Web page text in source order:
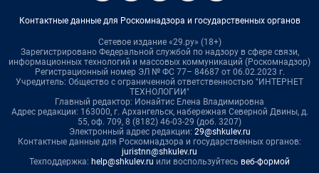
Контактные данные для Роскомнадзора и государственных органов
Сетевое издание «29.ру» (18+)
Зарегистрировано Федеральной службой по надзору в сфере связи,
информационных технологий и массовых коммуникаций (Роскомнадзор)
Регистрационный номер ЭЛ № ФС 77– 84687 от 06.02.2023 г.
Учредитель: Общество с ограниченной ответственностью "ИНТЕРНЕТ
ТЕХНОЛОГИИ"
Главный редактор: Ионайтис Елена Владимировна
Адрес редакции: 163000, г. Архангельск, набережная Северной Двины, д.
55, оф. 709, 8 (8182) 46-03-29 (доб. 3207)
Электронный адрес редакции: 29@shkulev.ru
Контактные данные для Роскомнадзора и государственных органов:
juristnn@shkulev.ru
Техподдержка: help@shkulev.ru или воспользуйтесь веб-формой